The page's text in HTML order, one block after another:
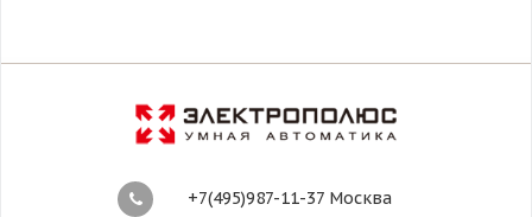
+7(495)987-11-37 Москва